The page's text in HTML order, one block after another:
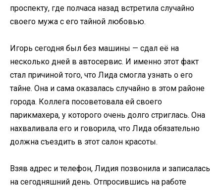
проспекту, где полчаса назад встретила случайно
своего мужа с его тайной любовью.
Игорь сегодня был без машины — сдал её на
несколько дней в автосервис. И именно этот факт
стал причиной того, что Лида смогла узнать о его
тайне. Она и сама оказалась случайно в этом районе
города. Коллега посоветовала ей своего
парикмахера, у которого очень долго стриглась. Она
нахваливала его и говорила, что Лида обязательно
должна съездить в этот салон красоты.
Взяв адрес и телефон, Лидия позвонила и записалась
на сегодняшний день. Отпросившись на работе